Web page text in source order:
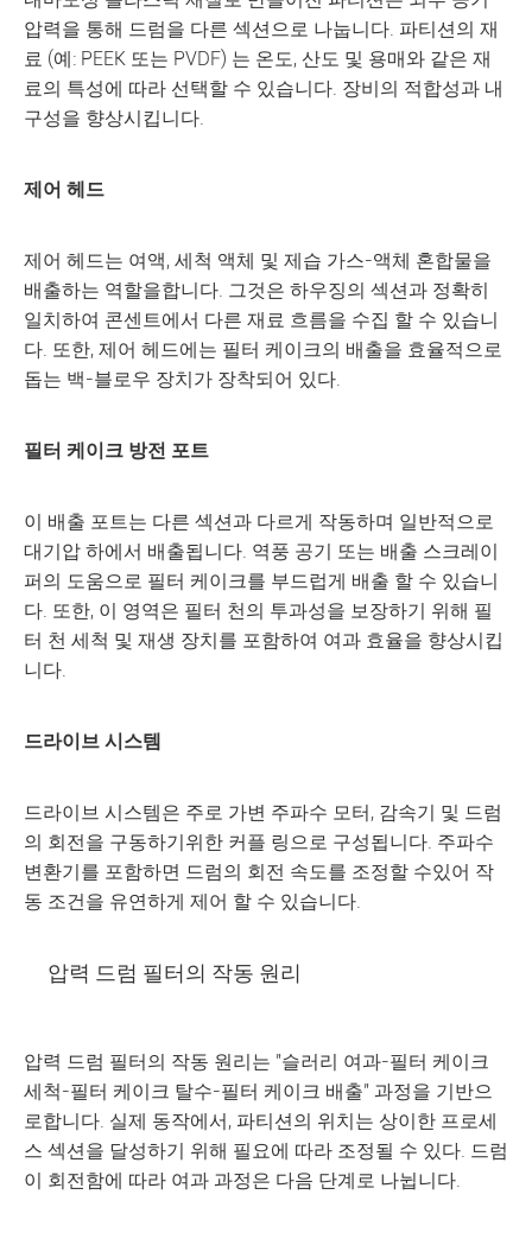
압력을 통해 드럼을 다른 섹션으로 나눕니다. 파티션의 재
료 (예: PEEK 또는 PVDF) 는 온도, 산도 및 용매와 같은 재
료의 특성에 따라 선택할 수 있습니다. 장비의 적합성과 내
구성을 향상시킵니다.
제어 헤드
제어 헤드는 여액, 세척 액체 및 제습 가스-액체 혼합물을
배출하는 역할을합니다. 그것은 하우징의 섹션과 정확히
일치하여 콘센트에서 다른 재료 흐름을 수집 할 수 있습니
다. 또한, 제어 헤드에는 필터 케이크의 배출을 효율적으로
돕는 백-블로우 장치가 장착되어 있다.
필터 케이크 방전 포트
이 배출 포트는 다른 섹션과 다르게 작동하며 일반적으로
대기압 하에서 배출됩니다. 역풍 공기 또는 배출 스크레이
퍼의 도움으로 필터 케이크를 부드럽게 배출 할 수 있습니
다. 또한, 이 영역은 필터 천의 투과성을 보장하기 위해 필
터 천 세척 및 재생 장치를 포함하여 여과 효율을 향상시킵
니다.
드라이브 시스템
드라이브 시스템은 주로 가변 주파수 모터, 감속기 및 드럼
의 회전을 구동하기위한 커플 링으로 구성됩니다. 주파수
변환기를 포함하면 드럼의 회전 속도를 조정할 수있어 작
동 조건을 유연하게 제어 할 수 있습니다.
압력 드럼 필터의 작동 원리
압력 드럼 필터의 작동 원리는 "슬러리 여과-필터 케이크
세척-필터 케이크 탈수-필터 케이크 배출" 과정을 기반으
로합니다. 실제 동작에서, 파티션의 위치는 상이한 프로세
스 섹션을 달성하기 위해 필요에 따라 조정될 수 있다. 드럼
이 회전함에 따라 여과 과정은 다음 단계로 나뉩니다.